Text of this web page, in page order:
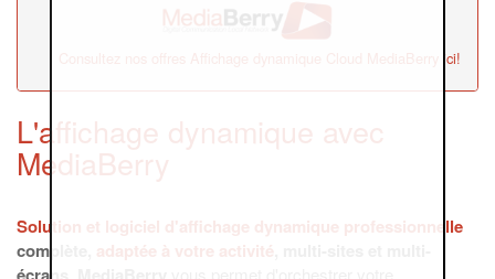
Consultez nos offres Affichage dynamique Cloud MediaBerry ici!
L'affichage dynamique avec
MediaBerry
Solution et logiciel d'affichage dynamique professionnelle
complète, adaptée à votre activité